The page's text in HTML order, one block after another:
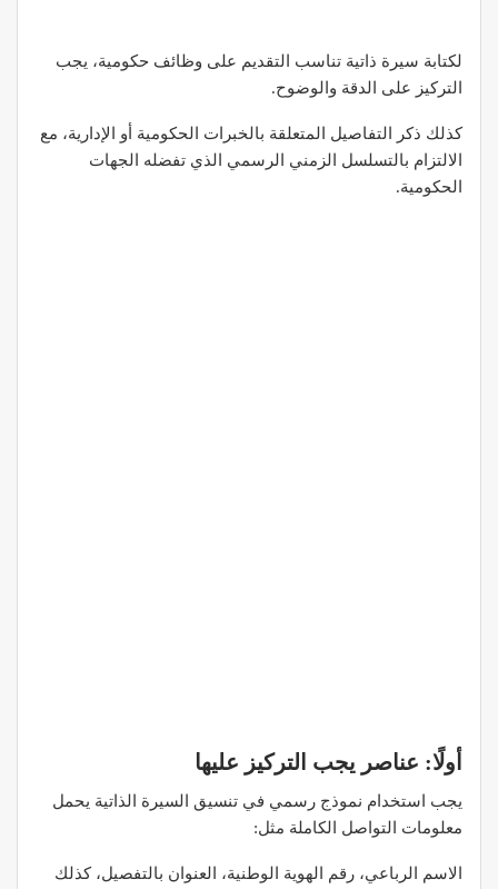
لكتابة سيرة ذاتية تناسب التقديم على وظائف حكومية، يجب
التركيز على الدقة والوضوح.
كذلك ذكر التفاصيل المتعلقة بالخبرات الحكومية أو الإدارية، مع
الالتزام بالتسلسل الزمني الرسمي الذي تفضله الجهات
الحكومية.
أولًا: عناصر يجب التركيز عليها
يجب استخدام نموذج رسمي في تنسيق السيرة الذاتية يحمل
معلومات التواصل الكاملة مثل:
الاسم الرباعي، رقم الهوية الوطنية، العنوان بالتفصيل، كذلك